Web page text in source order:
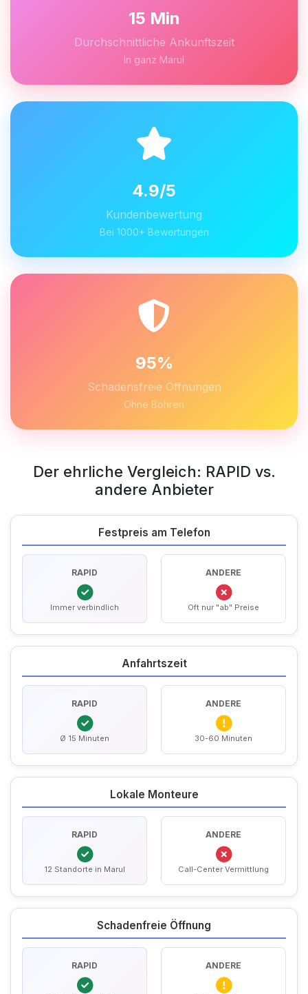
15 Min
Durchschnittliche Ankunftszeit
In ganz Marul
4.9/5
Kundenbewertung
Bei 1000+ Bewertungen
95%
Schadensfreie Öffnungen
Ohne Bohren
Der ehrliche Vergleich: RAPID vs.
andere Anbieter
Festpreis am Telefon
RAPID
Immer verbindlich
ANDERE
Oft nur "ab" Preise
Anfahrtszeit
RAPID
Ø 15 Minuten
ANDERE
30-60 Minuten
Lokale Monteure
RAPID
12 Standorte in Marul
ANDERE
Call-Center Vermittlung
Schadenfreie Öffnung
RAPID ANDERE